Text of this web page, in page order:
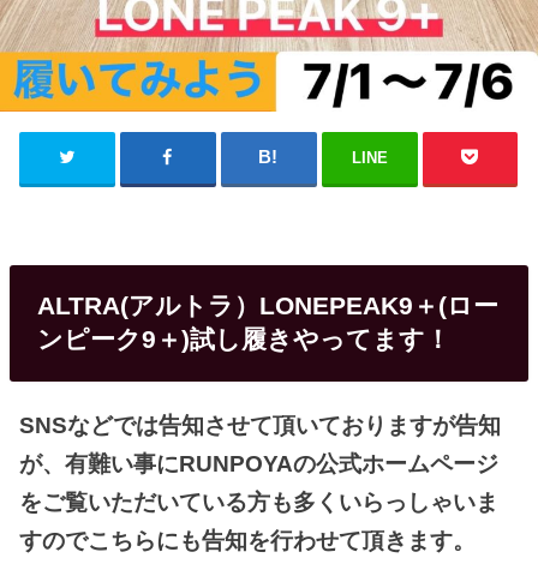
LINE
ALTRA(アルトラ）LONEPEAK9＋(ロー
ンピーク9＋)試し履きやってます！
SNSなどでは告知させて頂いておりますが告知
が、有難い事にRUNPOYAの公式ホームページ
をご覧いただいている方も多くいらっしゃいま
すのでこちらにも告知を行わせて頂きます。